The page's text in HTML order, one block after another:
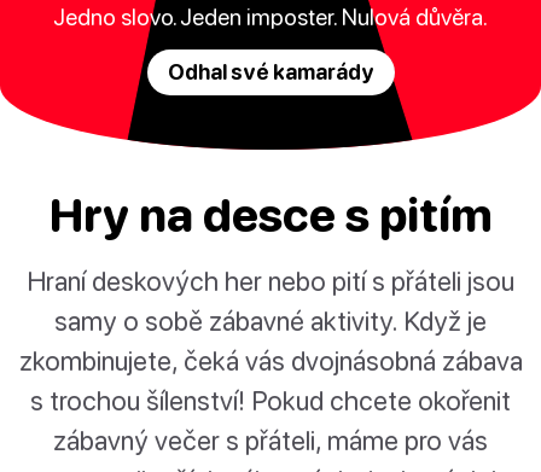
Jedno slovo. Jeden imposter. Nulová důvěra.
Odhal své kamarády
Hry na desce s pitím
Hraní deskových her nebo pití s přáteli jsou
samy o sobě zábavné aktivity. Když je
zkombinujete, čeká vás dvojnásobná zábava
s trochou šílenství! Pokud chcete okořenit
zábavný večer s přáteli, máme pro vás